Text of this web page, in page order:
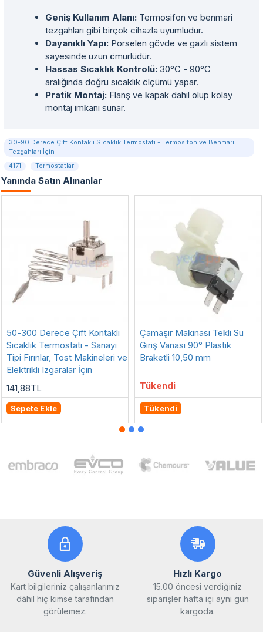
Geniş Kullanım Alanı: Termosifon ve benmari
tezgahları gibi birçok cihazla uyumludur.
Dayanıklı Yapı: Porselen gövde ve gazlı sistem
sayesinde uzun ömürlüdür.
Hassas Sıcaklık Kontrolü: 30°C - 90°C
aralığında doğru sıcaklık ölçümü yapar.
Pratik Montaj: Flanş ve kapak dahil olup kolay
montaj imkanı sunar.
30-90 Derece Çift Kontaklı Sıcaklık Termostatı - Termosifon ve Benmari
Tezgahları İçin
4171
Termostatlar
Yanında Satın Alınanlar
50-300 Derece Çift Kontaklı
Sıcaklık Termostatı - Sanayi
Tipi Fırınlar, Tost Makineleri ve
Elektrikli Izgaralar İçin
141,88TL
Sepete Ekle
Çamaşır Makinası Tekli Su
Giriş Vanası 90° Plastik
Braketli 10,50 mm
Tükendi
Tükendi
Güvenli Alışveriş
Kart bilgileriniz çalışanlarımız
dâhil hiç kimse tarafından
görülemez.
Hızlı Kargo
15.00 öncesi verdiğiniz
siparişler hafta içi aynı gün
kargoda.